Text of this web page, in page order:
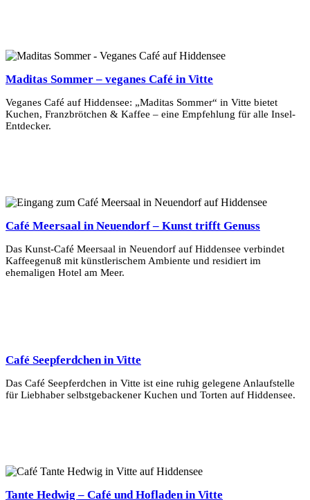
Maditas Sommer – veganes Café in Vitte
Veganes Café auf Hiddensee: „Maditas Sommer“ in Vitte bietet
Kuchen, Franzbrötchen & Kaffee – eine Empfehlung für alle Insel-
Entdecker.
Café Meersaal in Neuendorf – Kunst trifft Genuss
Das Kunst-Café Meersaal in Neuendorf auf Hiddensee verbindet
Kaffeegenuß mit künstlerischem Ambiente und residiert im
ehemaligen Hotel am Meer.
Café Seepferdchen in Vitte
Das Café Seepferdchen in Vitte ist eine ruhig gelegene Anlaufstelle
für Liebhaber selbstgebackener Kuchen und Torten auf Hiddensee.
Tante Hedwig – Café und Hofladen in Vitte